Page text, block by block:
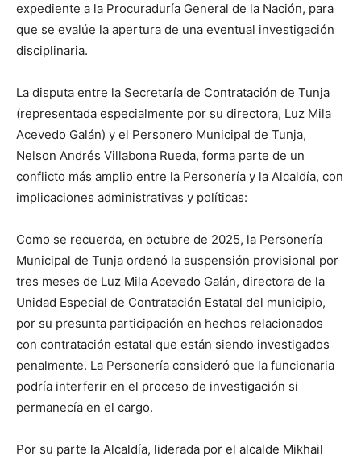
expediente a la Procuraduría General de la Nación, para
que se evalúe la apertura de una eventual investigación
disciplinaria.
La disputa entre la Secretaría de Contratación de Tunja
(representada especialmente por su directora, Luz Mila
Acevedo Galán) y el Personero Municipal de Tunja,
Nelson Andrés Villabona Rueda, forma parte de un
conflicto más amplio entre la Personería y la Alcaldía, con
implicaciones administrativas y políticas:
Como se recuerda, en octubre de 2025, la Personería
Municipal de Tunja ordenó la suspensión provisional por
tres meses de Luz Mila Acevedo Galán, directora de la
Unidad Especial de Contratación Estatal del municipio,
por su presunta participación en hechos relacionados
con contratación estatal que están siendo investigados
penalmente. La Personería consideró que la funcionaria
podría interferir en el proceso de investigación si
permanecía en el cargo.
Por su parte la Alcaldía, liderada por el alcalde Mikhail